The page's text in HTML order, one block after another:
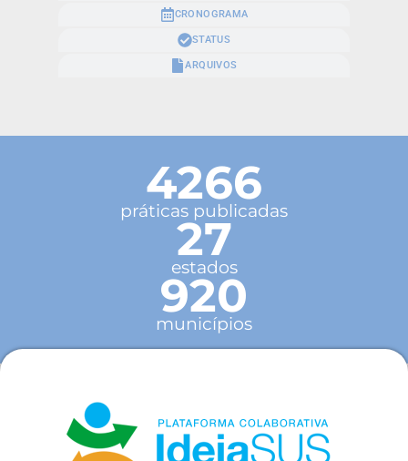
CRONOGRAMA
STATUS
ARQUIVOS
4266
práticas publicadas
27
estados
920
municípios